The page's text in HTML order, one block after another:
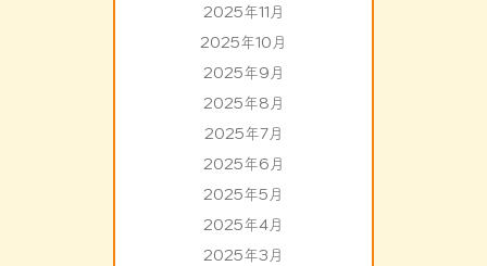
2025年11月
2025年10月
2025年9月
2025年8月
2025年7月
2025年6月
2025年5月
2025年4月
2025年3月